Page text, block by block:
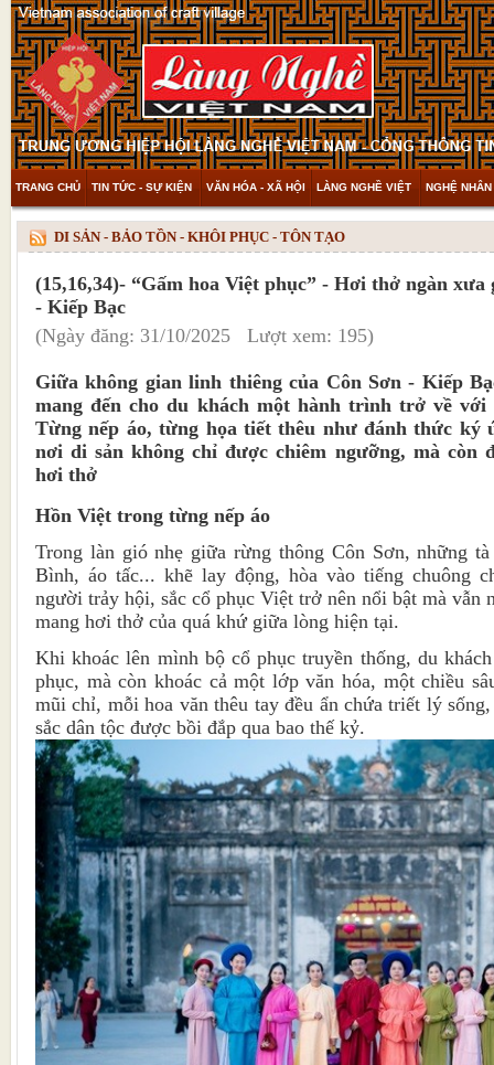
TRANG CHỦ TIN TỨC - SỰ KIỆN VĂN HÓA - XÃ HỘI LÀNG NGHỀ VIỆT NGHỆ
THAM KHẢO & KHÁM PHÁ VIDEO
DI SẢN - BẢO TỒN - KHÔI PHỤC - TÔN TẠO
(15,16,34)- “Gấm hoa Việt phục” - Hơi thở ngàn
- Kiếp Bạc
(Ngày đăng: 31/10/2025 Lượt xem: 195)
Giữa không gian linh thiêng của Côn Sơn - Kiếp
mang đến cho du khách một hành trình trở về với
Từng nếp áo, từng họa tiết thêu như đánh thức ký
nơi di sản không chỉ được chiêm ngưỡng, mà còn
hơi thở
Hồn Việt trong từng nếp áo
Trong làn gió nhẹ giữa rừng thông Côn Sơn, những
Bình, áo tấc... khẽ lay động, hòa vào tiếng chuông
người trảy hội, sắc cổ phục Việt trở nên nổi bật mà vẫn
mang hơi thở của quá khứ giữa lòng hiện tại.
Khi khoác lên mình bộ cổ phục truyền thống, du
phục, mà còn khoác cả một lớp văn hóa, một chiều
mũi chỉ, mỗi hoa văn thêu tay đều ẩn chứa triết lý
sắc dân tộc được bồi đắp qua bao thế kỷ.